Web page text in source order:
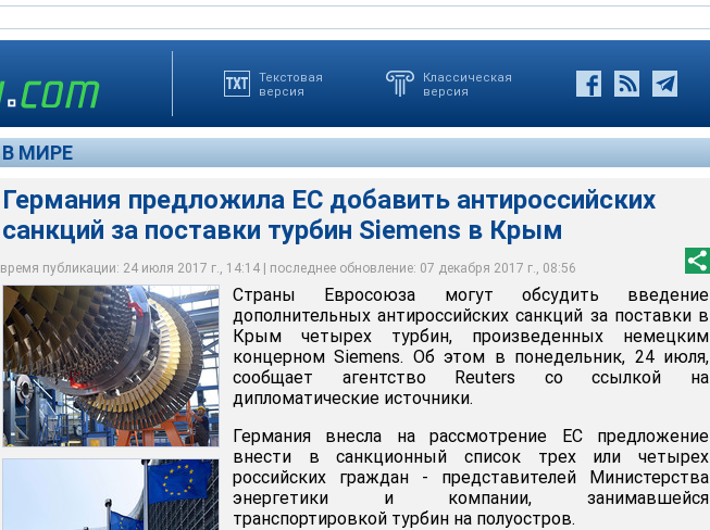
Текстовая
версия
Классическая
версия
В МИРЕ
Германия предложила ЕС добавить антироссийских
санкций за поставки турбин Siemens в Крым
время публикации: 24 июля 2017 г., 14:14 | последнее обновление: 07 декабря 2017 г., 08:56
Германия предложила ЕС добавить антироссийских санкций за поставки турбин
Siemens в Крым
Global Look Press
Еврокомиссия пока официально не комментирует эту информацию. От
комментариев отказались и в Кремле
Global Look Press
Страны Евросоюза могут обсудить введение
дополнительных антироссийских санкций за поставки в
Крым четырех турбин, произведенных немецким
концерном Siemens. Об этом в понедельник, 24 июля,
сообщает агентство Reuters со ссылкой на
дипломатические источники.
Германия внесла на рассмотрение ЕС предложение
внести в санкционный список трех или четырех
российских граждан - представителей Министерства
энергетики и компании, занимавшейся
транспортировкой турбин на полуостров.